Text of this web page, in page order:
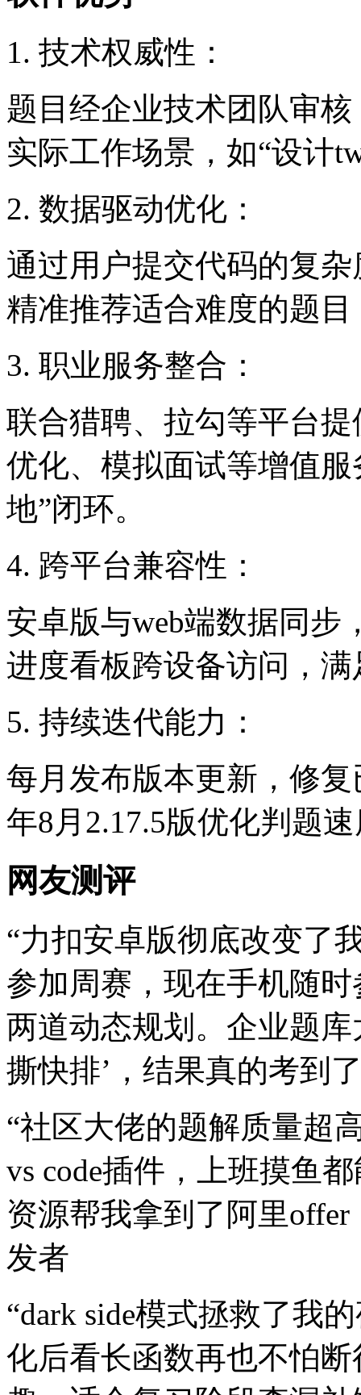
1. 技术权威性：
题目经企业技术团队审
实际工作场景，如“设计
2. 数据驱动优化：
通过用户提交代码的复
精准推荐适合难度的题
3. 职业服务整合：
联合猎聘、拉勾等平台
优化、模拟面试等增值
地”闭环。
4. 跨平台兼容性：
安卓版与web端数据同步
进度看板跨设备访问，
5. 持续迭代能力：
每月发布版本更新，修
年8月2.17.5版优化判题
网友测评
“力扣安卓版彻底改变了
参加周赛，现在手机随
两道动态规划。企业题
撕快排’，结果真的考到
“社区大佬的题解质量超
vs code插件，上班摸鱼
资源帮我拿到了阿里
发者
“dark side模式拯救了我
化后看长函数再也不怕